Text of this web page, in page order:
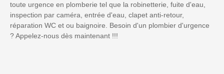
toute urgence en plomberie tel que la robinetterie, fuite d'eau,
inspection par caméra, entrée d'eau, clapet anti-retour,
réparation WC et ou baignoire. Besoin d'un plombier d'urgence
? Appelez-nous dès maintenant !!!